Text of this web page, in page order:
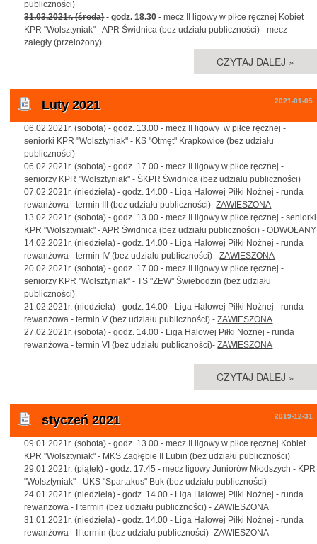
publiczności)
31.03.2021r. (środa)- godz. 18.30 - mecz II ligowy w piłce ręcznej Kobiet
KPR "Wolsztyniak" - APR Świdnica (bez udziału publiczności) - mecz
zaległy (przełożony)
CZYTAJ DALEJ »
Luty 2021 2021-01-05
06.02.2021r. (sobota) - godz. 13.00 - mecz II ligowy w piłce ręcznej -
seniorki KPR "Wolsztyniak" - KS "Otmęt" Krapkowice (bez udziału
publiczności)
06.02.2021r. (sobota) - godz. 17.00 - mecz II ligowy w piłce ręcznej -
seniorzy KPR "Wolsztyniak" - ŚKPR Świdnica (bez udziału publiczności)
07.02.2021r. (niedziela) - godz. 14.00 - Liga Halowej Piłki Nożnej - runda
rewanżowa - termin III (bez udziału publiczności)-ZAWIESZONA
13.02.2021r. (sobota) - godz. 13.00 - mecz II ligowy w piłce ręcznej - seniorki
KPR "Wolsztyniak" - APR Świdnica (bez udziału publiczności) -ODWOŁANY
14.02.2021r. (niedziela) - godz. 14.00 - Liga Halowej Piłki Nożnej - runda
rewanżowa - termin IV (bez udziału publiczności) -ZAWIESZONA
20.02.2021r. (sobota) - godz. 17.00 - mecz II ligowy w piłce ręcznej -
seniorzy KPR "Wolsztyniak" - TS "ZEW" Świebodzin (bez udziału
publiczności)
21.02.2021r. (niedziela) - godz. 14.00 - Liga Halowej Piłki Nożnej - runda
rewanżowa - termin V (bez udziału publiczności) -ZAWIESZONA
27.02.2021r. (sobota) - godz. 14.00 - Liga Halowej Piłki Nożnej - runda
rewanżowa - termin VI (bez udziału publiczności)-ZAWIESZONA
CZYTAJ DALEJ »
styczeń 2021 2019-12-31
09.01.2021r. (sobota) - godz. 13.00 - mecz II ligowy w piłce ręcznej Kobiet
KPR "Wolsztyniak" - MKS Zagłębie II Lubin (bez udziału publiczności)
29.01.2021r. (piątek) - godz. 17.45 - mecz ligowy Juniorów Młodszych - KPR
"Wolsztyniak" - UKS "Spartakus" Buk (bez udziału publiczności)
24.01.2021r. (niedziela) - godz. 14.00 - Liga Halowej Piłki Nożnej - runda
rewanżowa - I termin (bez udziału publiczności) - ZAWIESZONA
31.01.2021r. (niedziela) - godz. 14.00 - Liga Halowej Piłki Nożnej - runda
rewanżowa - II termin (bez udziału publiczności)- ZAWIESZONA